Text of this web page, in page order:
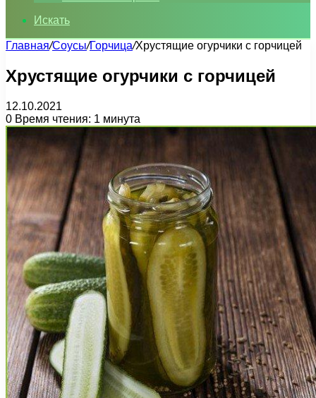
Искать
Главная/Соусы/Горчица/Хрустящие огурчики с горчицей
Хрустящие огурчики с горчицей
12.10.2021
0 Время чтения: 1 минута